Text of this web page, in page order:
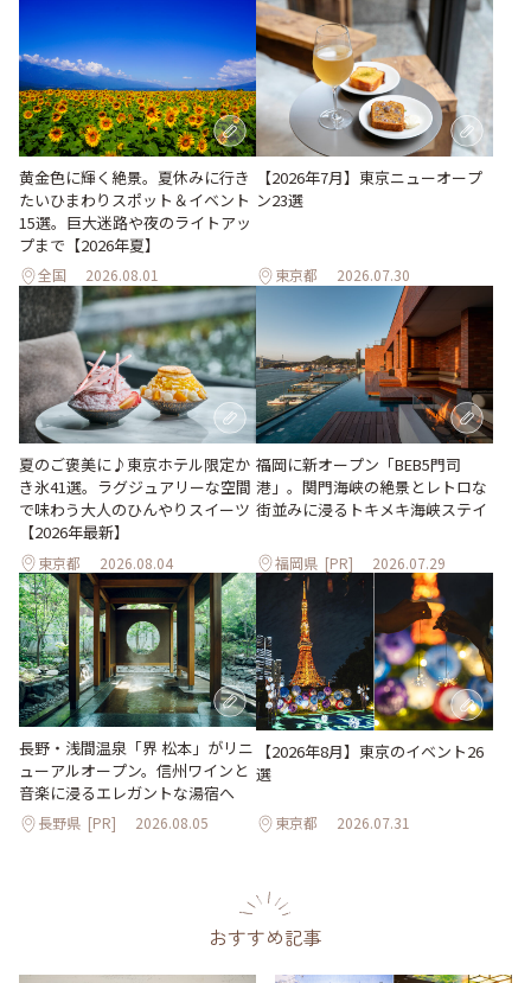
黄金色に輝く絶景。夏休みに行き
たいひまわりスポット＆イベント
15選。巨大迷路や夜のライトアッ
プまで【2026年夏】
全国 2026.08.01
【2026年7月】東京ニューオープ
ン23選
東京都 2026.07.30
夏のご褒美に♪東京ホテル限定か
き氷41選。ラグジュアリーな空間
で味わう大人のひんやりスイーツ
【2026年最新】
東京都 2026.08.04
福岡に新オープン「BEB5門司
港」。関門海峡の絶景とレトロな
街並みに浸るトキメキ海峡ステイ
福岡県 [PR] 2026.07.29
長野・浅間温泉「界 松本」がリニ
ューアルオープン。信州ワインと
音楽に浸るエレガントな湯宿へ
長野県 [PR] 2026.08.05
【2026年8月】東京のイベント26
選
東京都 2026.07.31
おすすめ記事